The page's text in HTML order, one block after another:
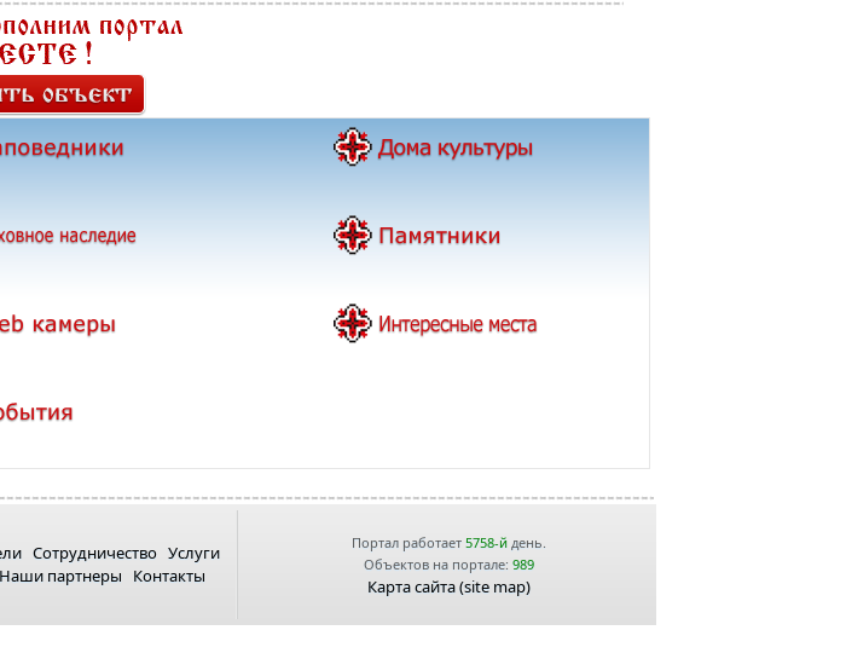
Сотрудничество Услуги
Наши партнеры Контакты
Портал работает 5758-йдень.
Объектов на портале: 989
Карта сайта (site map)